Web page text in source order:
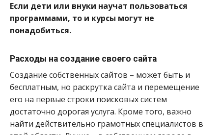
Если дети или внуки научат пользоваться
программами, то и курсы могут не
понадобиться.
Расходы на создание своего сайта
Создание собственных сайтов – может быть и
бесплатным, но раскрутка сайта и перемещение
его на первые строки поисковых систем
достаточно дорогая услуга. Кроме того, важно
найти действительно грамотных специалистов в